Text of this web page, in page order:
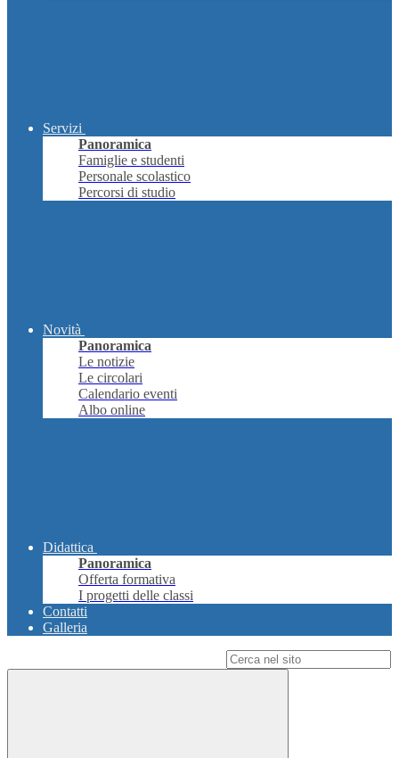
Servizi
Panoramica
Famiglie e studenti
Personale scolastico
Percorsi di studio
Novità
Panoramica
Le notizie
Le circolari
Calendario eventi
Albo online
Didattica
Panoramica
Offerta formativa
I progetti delle classi
Contatti
Galleria